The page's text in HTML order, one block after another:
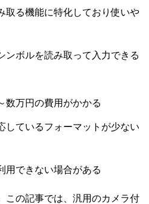
取る機能に特化しており使いや
ンボルを読み取って入力できる
数万円の費用がかかる
しているフォーマットが少ない
用できない場合がある
この記事では、汎用のカメラ付